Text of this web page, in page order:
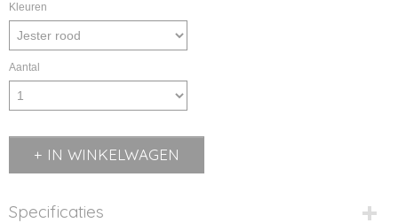
Kleuren
Aantal
IN WINKELWAGEN
Specificaties